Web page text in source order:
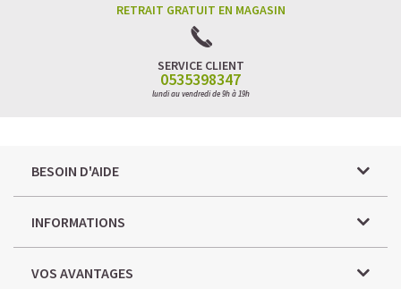
RETRAIT GRATUIT EN MAGASIN
SERVICE CLIENT
0535398347
lundi au vendredi de 9h à 19h
BESOIN D'AIDE
INFORMATIONS
VOS AVANTAGES